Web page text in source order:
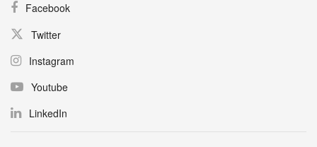
Facebook
Twitter
Instagram
Youtube
LinkedIn